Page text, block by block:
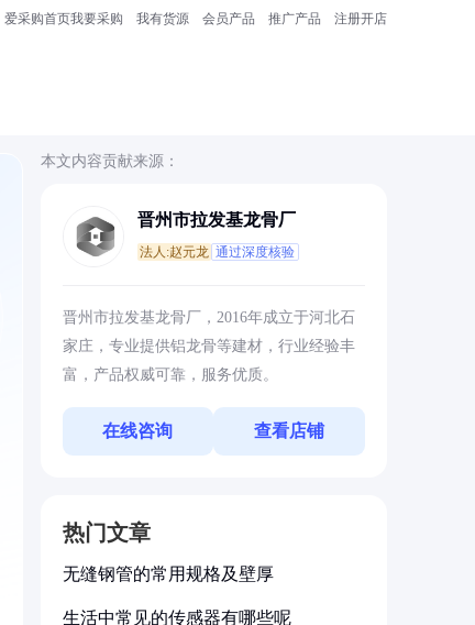
爱采购首页我要采购 我有货源 会员产品 推广产品 注册开店
本文内容贡献来源：
晋州市拉发基龙骨厂
法人:赵元龙 通过深度核验
晋州市拉发基龙骨厂，2016年成立于河北石
家庄，专业提供铝龙骨等建材，行业经验丰
富，产品权威可靠，服务优质。
在线咨询 查看店铺
热门文章
无缝钢管的常用规格及壁厚
生活中常见的传感器有哪些呢